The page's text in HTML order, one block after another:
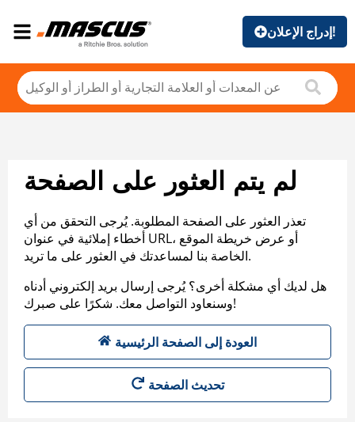
إدراج الإعلان!
لم يتم العثور على الصفحة
تعذر العثور على الصفحة المطلوبة. يُرجى التحقق من أي
أخطاء إملائية في عنوان URL، أو عرض خريطة الموقع
الخاصة بنا لمساعدتك في العثور على ما تريد.
هل لديك أي مشكلة أخرى؟ يُرجى إرسال بريد إلكتروني أدناه
وسنعاود التواصل معك. شكرًا على صبرك!
العودة إلى الصفحة الرئيسية
تحديث الصفحة